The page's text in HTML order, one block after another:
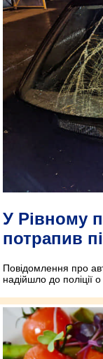
У Рівному
потрапив
Повідомлення про
надійшло до поліції